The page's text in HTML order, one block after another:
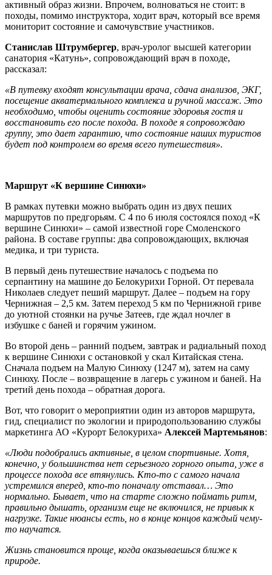
активный образ жизни. Впрочем, волноваться не стоит: в
походы, помимо инструктора, ходит врач, который все время
мониторит состояние и самочувствие участников.
Станислав Штрумбергер, врач-уролог высшей категории
санатория «Катунь», сопровождающий врач в походе,
рассказал:
«В путевку входят консультации врача, сдача анализов, ЭКГ,
посещение акватермального комплекса и ручной массаж. Это
необходимо, чтобы оценить состояние здоровья гостя и
восстановить его после похода. В походе я сопровождаю
группу, это дает гарантию, что состояние наших туристов
будет под контролем во время всего путешествия».
Маршрут «К вершине Синюхи»
В рамках путевки можно выбрать один из двух пеших
маршрутов по предгорьям. С 4 по 6 июля состоялся поход «К
вершине Синюхи» – самой известной горе Смоленского
района. В составе группы: два сопровождающих, включая
медика, и три туриста.
В первый день путешествие началось с подъема по
серпантину на машине до Белокурихи Горной. От перевала
Николаев следует пеший маршрут. Далее – подъем на гору
Чернижная – 2,5 км. Затем переход 5 км по Чернижной гриве
до уютной стоянки на ручье Затеев, где ждал ночлег в
избушке с баней и горячим ужином.
Во второй день – ранний подъем, завтрак и радиальный поход
к вершине Синюхи с остановкой у скал Китайская стена.
Сначала подъем на Малую Синюху (1247 м), затем на саму
Синюху. После – возвращение в лагерь с ужином и баней. На
третий день похода – обратная дорога.
Вот, что говорит о мероприятии один из авторов маршрута,
гид, специалист по экологии и природопользованию службы
маркетинга АО «Курорт Белокуриха» Алексей Мартемьянов:
«Люди подобрались активные, в целом спортивные. Хотя,
конечно, у большинства нет серьезного горного опыта, уже в
процессе похода все втянулись. Кто-то с самого начала
устремился вперед, кто-то поначалу отставал… Это
нормально. Бывает, что на старте сложно поймать ритм,
правильно дышать, организм еще не включился, не привык к
нагрузке. Такие нюансы есть, но в конце концов каждый чему-
то научатся.
Жизнь становится проще, когда оказываешься ближе к
природе.